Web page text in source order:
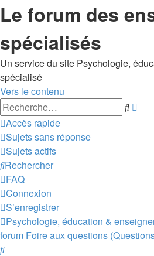
Le forum des
spécialisés
Un service du site Psychologie,
spécialisé
Vers le contenu
Accès rapide
Sujets sans réponse
Sujets actifs
Rechercher
FAQ
Connexion
S’enregistrer
Psychologie, éducation &
forum Foire aux questions
Rechercher